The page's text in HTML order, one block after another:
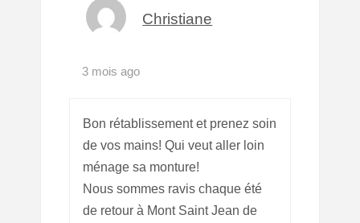
Christiane
3 mois ago
Bon rétablissement et prenez soin
de vos mains! Qui veut aller loin
ménage sa monture!
Nous sommes ravis chaque été
de retour à Mont Saint Jean de